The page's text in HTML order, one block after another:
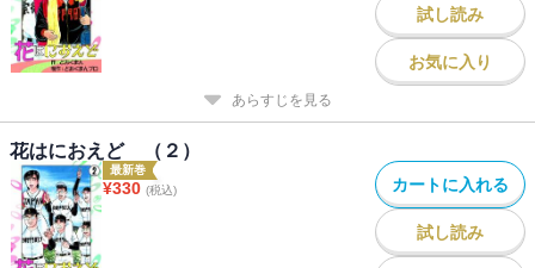
試し読み
お気に入り
あらすじを見る
花はにおえど （２）
最新巻
¥330 (税込) カートに入れる
試し読み